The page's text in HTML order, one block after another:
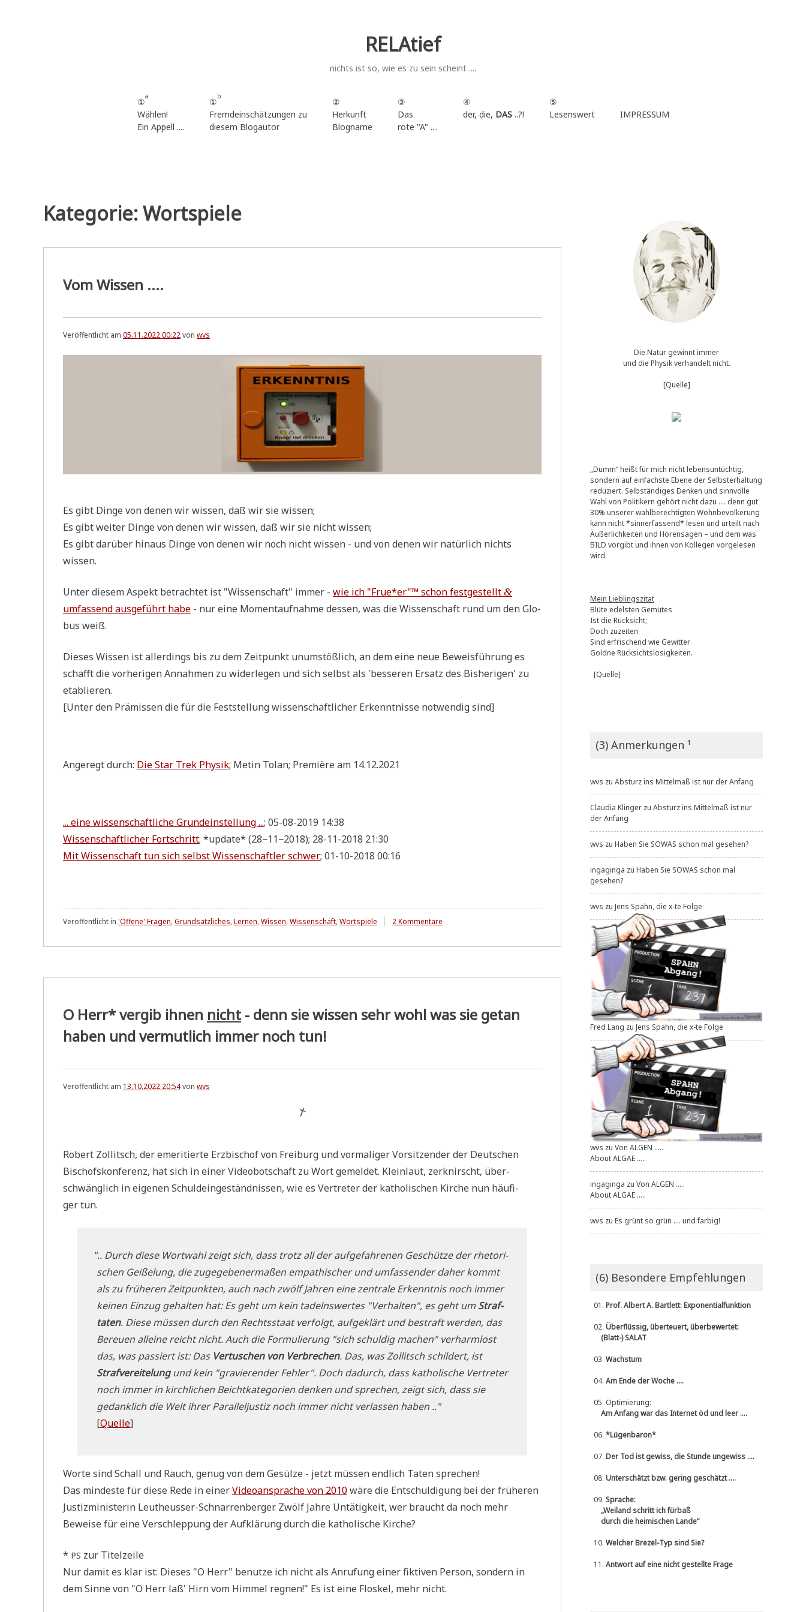
RELAtief
nichts ist so, wie es zu sein scheint ....
①
a
Wählen!
Ein Appell ....
①
b
Fremdeinschätzungen zu
diesem Blogautor
②
Herkunft
Blogname
③
Das
rote "A" ....
④
der, die, DAS..?!
⑤
Lesenswert
IMPRESSUM
Kategorie:Wortspiele
Vom Wissen ....
Veröffentlicht am 05.11.2022 00:22von wvs
Es gibt Din­ge von denen wir wis­sen, daß wir sie wissen;
Es gibt wei­ter Din­ge von denen wir wis­sen, daß wir sie nicht wissen;
Es gibt dar­über hin­aus Din­ge von denen wir noch nicht wis­sen - und von denen wir natür­lich nichts
wissen.
Unter die­sem Aspekt betrach­tet ist "Wis­sen­schaft" immer - wie ich "Frue*er"™ schon fest­ge­stellt &
umfas­send aus­ge­führt habe - nur eine Moment­auf­nah­me des­sen, was die Wis­sen­schaft rund um den Glo­
bus weiß.
Die­ses Wis­sen ist aller­dings bis zu dem Zeit­punkt unum­stöß­lich, an dem eine neue Beweis­füh­rung es
schafft die vor­he­ri­gen Annah­men zu wider­le­gen und sich selbst als 'bes­se­ren Ersatz des Bis­he­ri­gen' zu
etablieren.
[Unter den Prä­mis­sen die für die Fest­stel­lung wis­sen­schaft­li­cher Erkennt­nis­se not­wen­dig sind]
Ange­regt durch: Die Star Trek Phy­sik; Metin Tolan; Pre­miè­re am 14.12.2021
... eine wis­sen­schaft­li­che Grund­ein­stel­lung ...; 05-08-2019 14:38
Wis­sen­schaft­li­cher Fort­schritt; *update* (28−11−2018); 28-11-2018 21:30
Mit Wis­sen­schaft tun sich selbst Wis­sen­schaft­ler schwer; 01-10-2018 00:16
Veröffentlicht in 'Offene' Fragen,Grundsätzliches,Lernen,Wissen,Wissenschaft,Wortspiele 2 Kommentare
O Herr* vergib ihnen nicht - denn sie wissen sehr wohl was sie getan
haben und vermutlich immer noch tun!
Veröffentlicht am 13.10.2022 20:54von wvs
Robert Zol­lit­sch, der eme­ri­tier­te Erz­bi­schof von Frei­burg und vor­ma­li­ger Vor­sit­zen­der der Deut­schen
Bischofs­kon­fe­renz, hat sich in einer Video­bot­schaft zu Wort gemel­det. Klein­laut, zer­knirscht, über­
schwäng­lich in eige­nen Schuld­ein­ge­ständ­nis­sen, wie es Ver­tre­ter der katho­li­schen Kir­che nun häu­fi­
ger tun.
".. Durch die­se Wort­wahl zeigt sich, dass trotz all der auf­ge­fah­re­nen Geschüt­ze der rhe­to­ri­
schen Gei­ße­lung, die zuge­ge­be­ner­ma­ßen empa­thi­scher und umfas­sen­der daher kommt
als zu frü­he­ren Zeit­punk­ten, auch nach zwölf Jah­ren eine zen­tra­le Erkennt­nis noch immer
kei­nen Ein­zug gehal­ten hat: Es geht um kein tadelns­wer­tes "Ver­hal­ten", es geht umStraf­
ta­ten. Die­se müs­sen durch den Rechts­staat ver­folgt, auf­ge­klärt und bestraft wer­den, das
Bereu­en allei­ne reicht nicht. Auch die For­mu­lie­rung "sich schul­dig machen" ver­harm­lost
das, was pas­siert ist: Das Ver­tu­schen von Ver­bre­chen. Das, was Zol­lit­sch schil­dert, ist
Straf­ver­ei­te­lungund kein "gra­vie­ren­der Feh­ler". Doch dadurch, dass katho­li­sche Ver­tre­ter
noch immer in kirch­li­chen Beicht­ka­te­go­rien den­ken und spre­chen, zeigt sich, dass sie
gedank­lich die Welt ihrer Par­al­lel­ju­stiz noch immer nicht ver­las­sen haben .."
[Quel­le]
Wor­te sind Schall und Rauch, genug von dem Gesül­ze - jetzt müs­sen end­lich Taten sprechen!
Das min­de­ste für die­se Rede in einerVideo­an­spra­che von 2010wäre die Ent­schul­di­gung bei der frü­he­ren
Justiz­mi­ni­ste­rin Leu­theu­sser-Schnar­ren­ber­ger. Zwölf Jah­re Untä­tig­keit, wer braucht da noch mehr
Bewei­se für eine Ver­schlep­pung der Auf­klä­rung durch die katho­li­sche Kirche?
* PS zur Titelzeile
Nur damit es klar ist: Die­ses "O Herr" benut­ze ich nicht als Anru­fung einer fik­ti­ven Per­son, son­dern in
dem Sin­ne von "O Herr laß' Hirn vom Him­mel reg­nen!" Es ist eine Flos­kel, mehr nicht.
Die Natur gewinnt immer
und die Physik verhandelt nicht.
[Quelle]
„Dumm“ heißt für mich nicht lebensuntüchtig,
sondern auf einfachste Ebene der Selbsterhaltung
reduziert. Selbständiges Denken und sinnvolle
Wahl von Politikern gehört nicht dazu …. denn gut
30% unserer wahlberechtigten Wohnbevölkerung
kann nicht *sinnerfassend* lesen und urteilt nach
Äußerlichkeiten und Hörensagen – und dem was
BILD vorgibt und ihnen von Kollegen vorgelesen
wird.
Mein Lieblingszitat
Blüte edelsten Gemütes
Ist die Rücksicht;
Doch zuzeiten
Sind erfrischend wie Gewitter
Goldne Rücksichtslosigkeiten.
[Quelle]
(3) Anmerkungen ¹
wvs zu Absturz ins Mittelmaß ist nur der Anfang
Claudia Klinger zu Absturz ins Mittelmaß ist nur
der Anfang
wvs zu Haben Sie SOWAS schon mal gesehen?
ingaginga zu Haben Sie SOWAS schon mal
gesehen?
wvs zu Jens Spahn, die x-te Folge
Fred Lang zu Jens Spahn, die x-te Folge
wvs zu Von ALGEN .....
About ALGAE .....
ingaginga zu Von ALGEN .....
About ALGAE .....
wvs zu Es grünt so grün .... und farbig!
(6) Besondere Empfehlungen
01. Prof. Albert A. Bartlett: Exponentialfunktion
02. Überflüssig, überteuert, überbewertet:
(Blatt-) SALAT
03. Wachstum
04. Am Ende der Woche ....
05. Optimierung:
Am Anfang war das Internet öd und leer ....
06. *Lügenbaron*
07. Der Tod ist gewiss, die Stunde ungewiss ....
08. Unterschätzt bzw. gering geschätzt ....
09. Sprache:
„Weiland schritt ich fürbaß
durch die heimischen Lande“
10. Welcher Brezel-Typ sind Sie?
11. Antwort auf eine nicht gestellte Frage